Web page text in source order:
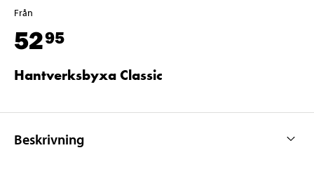
Från
5295
Hantverksbyxa Classic
Beskrivning